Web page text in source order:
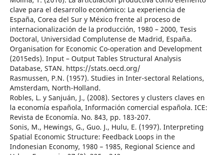
clave para el desarrollo económico: La experiencia de
España, Corea del Sur y México frente al proceso de
internacionalización de la producción, 1980 – 2000, Tesis
Doctoral, Universidad Complutense de Madrid, España.
Organisation for Economic Co-operation and Development
(2015eds). Input – Output Tables Structural Analysis
Database, STAN. https://stats.oecd.org/
Rasmussen, P.N. (1957). Studies in Inter-sectoral Relations,
Amsterdam, North-Holland.
Robles, L. y Sanjuán, J., (2008). Sectores y clusters claves en
la economía española, Información comercial española. ICE:
Revista de Economía. No. 843, pp. 183-207.
Sonis, M., Hewings, G., Guo. J., Hulu, E. (1997). Interpreting
Spatial Economic Structure: Feedback Loops in the
Indonesian Economy, 1980 – 1985, Regional Science and